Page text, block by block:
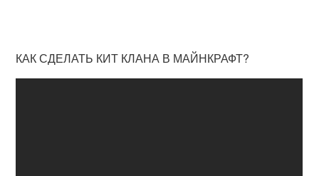
КАК СДЕЛАТЬ КИТ КЛАНА В МАЙНКРАФТ?